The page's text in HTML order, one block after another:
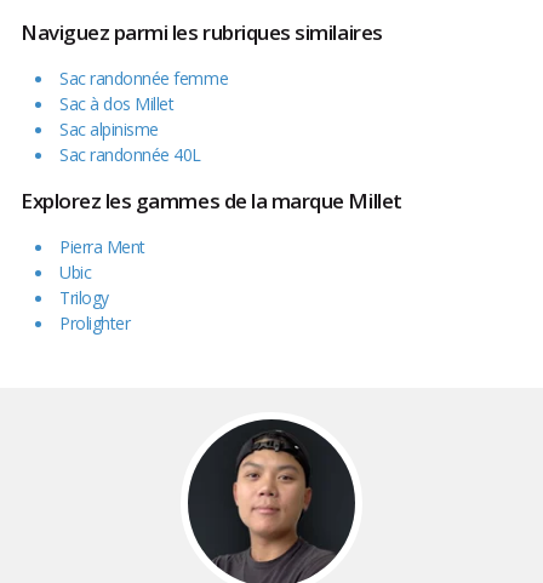
Naviguez parmi les rubriques similaires
Sac randonnée femme
Sac à dos Millet
Sac alpinisme
Sac randonnée 40L
Explorez les gammes de la marque Millet
Pierra Ment
Ubic
Trilogy
Prolighter